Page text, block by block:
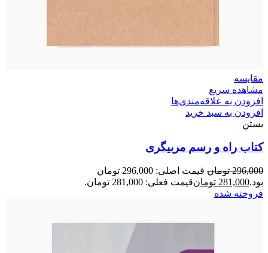
مقایسه
مشاهده سریع
افزودن به علاقه‌مندی‌ها
افزودن به سبد خرید
بستن
کتاب راه‌ و رسم مربیگری
296,000 تومان
قیمت اصلی: 296,000 تومان
بود.281,000 تومانقیمت فعلی: 281,000 تومان.
فروخته شده